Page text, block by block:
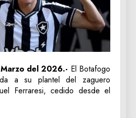
del 2026.- El Botafogo
a su plantel del zaguero
Ferraresi, cedido desde el